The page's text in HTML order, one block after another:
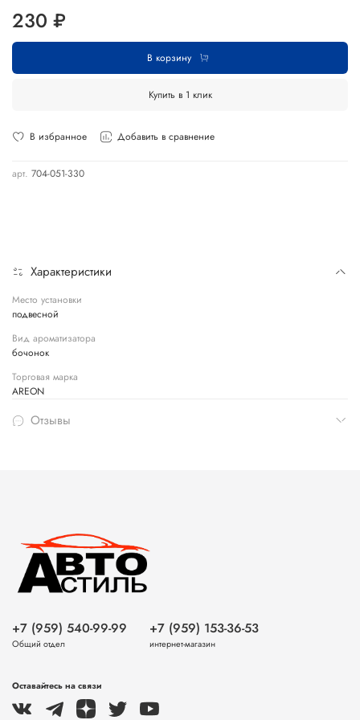
В избранное Добавить в сравнение
арт. 704-051-330
230 ₽
В корзину
Купить в 1 клик
Характеристики
Место установки
подвесной
Вид ароматизатора
бочонок
Торговая марка
AREON
Отзывы
+7 (959) 540-99-99
Общий отдел
+7 (959) 153-36-53
интернет-магазин
Оставайтесь на связи